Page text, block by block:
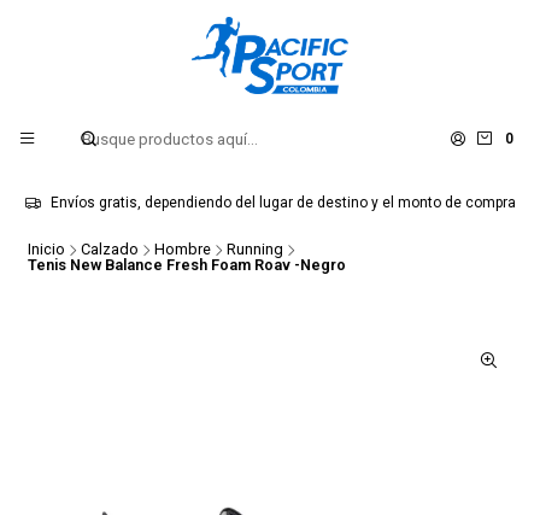
0
Envíos gratis, dependiendo del lugar de destino y el monto de compra
Inicio Calzado Hombre
Running
Tenis New Balance Fresh Foam Roav -Negro